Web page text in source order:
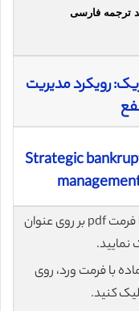
ترجمه فارسی
رویکرد مدیریت
Strategic
برای دانلود رایگان مقاله انگلیسی با فرمت pdf بر روی عنوان
نمایید.
با فرمت ورد، روی
کنید.